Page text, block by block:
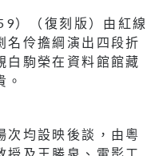
）（復刻版）由紅線
名伶擔綱演出四段折
白駒榮在資料館館藏
次均設映後談，由粵